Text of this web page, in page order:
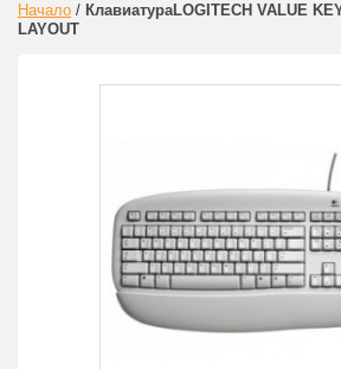
Начало / КлавиатураLOGITECH VALUE
LAYOUT